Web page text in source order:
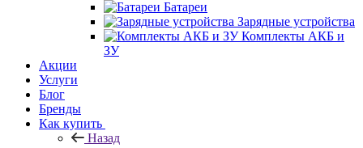
Батареи
Зарядные устройства
Комплекты АКБ и
ЗУ
Акции
Услуги
Блог
Бренды
Как купить
Назад